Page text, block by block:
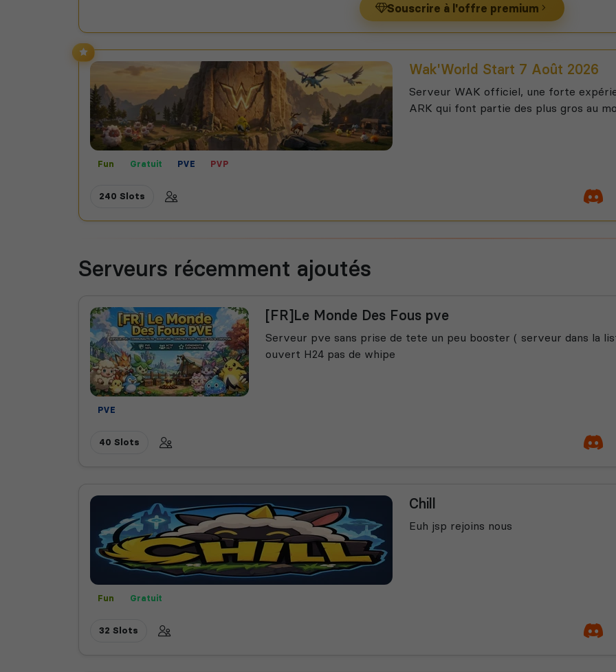
Souscrire à l'offre premium
Fun Gratuit PVE PVP
Wak'World Start 7 Août 2026
Serveur WAK officiel, une forte
ARK qui font partie des plus gros au
240 Slots
Serveurs récemment ajoutés
PVE
[FR]Le Monde Des Fous pve
Serveur pve sans prise de tete un peu booster ( serveur dans la
ouvert H24 pas de whipe
40 Slots
Fun Gratuit
Chill
Euh jsp rejoins nous
32 Slots